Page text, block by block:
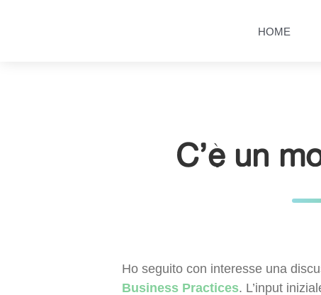
HOME
C’è un
Ho seguito con interesse una
Business Practices. L’input